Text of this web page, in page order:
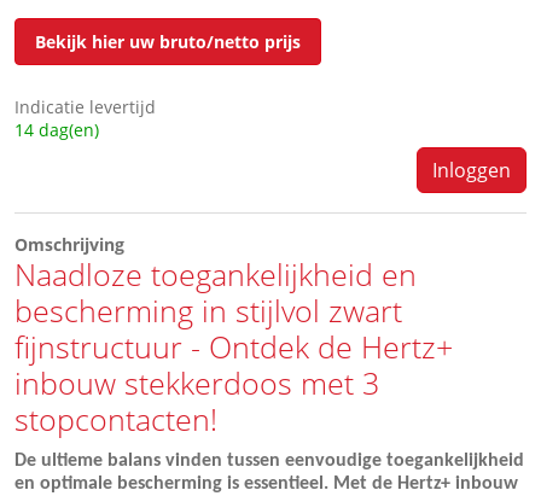
Bekijk hier uw bruto/netto prijs
Indicatie levertijd
14 dag(en)
Inloggen
Omschrijving
Naadloze toegankelijkheid en
bescherming in stijlvol zwart
fijnstructuur - Ontdek de Hertz+
inbouw stekkerdoos met 3
stopcontacten!
De ultieme balans vinden tussen eenvoudige toegankelijkheid
en optimale bescherming is essentieel. Met de Hertz+ inbouw